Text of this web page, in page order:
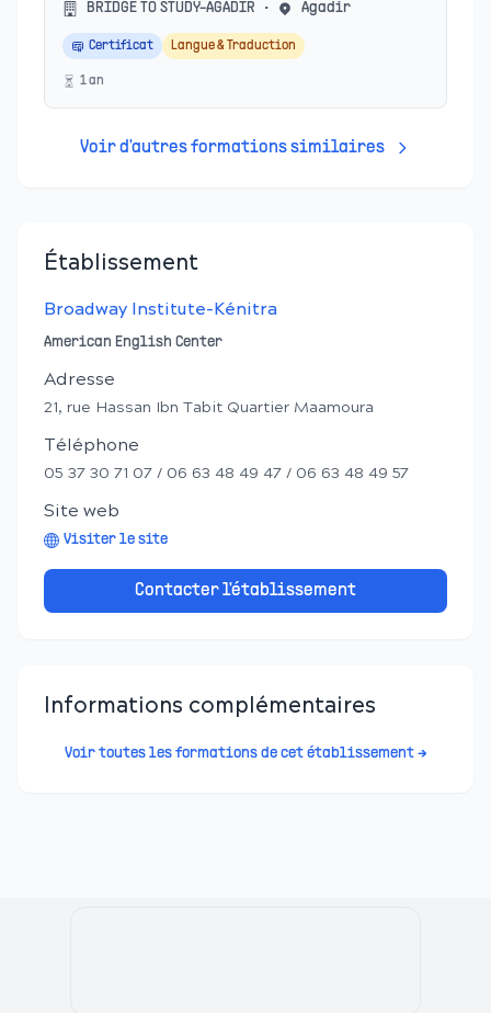
BRIDGE TO STUDY-AGADIR • Agadir
Certificat Langue & Traduction
1an
Voir d'autres formations similaires
Établissement
Broadway Institute-Kénitra
American English Center
Adresse
21, rue Hassan Ibn Tabit Quartier Maamoura
Téléphone
05 37 30 71 07 / 06 63 48 49 47 / 06 63 48 49 57
Site web
Visiter le site
Contacter l'établissement
Informations complémentaires
Voir toutes les formations de cet établissement →